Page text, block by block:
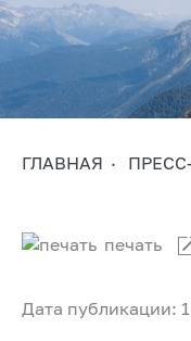
ГЛАВНАЯ
Дата публикации:
печать